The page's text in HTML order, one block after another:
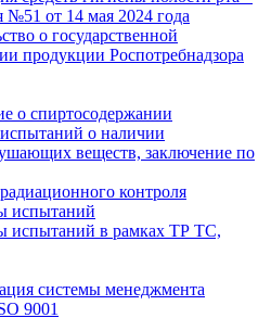
№51 от 14 мая 2024 года
о государственной
продукции Роспотребнадзора
о спиртосодержании
о наличии
веществ, заключение по
контроля
испытаний
испытаний в рамках ТР ТС,
системы менеджмента
9001